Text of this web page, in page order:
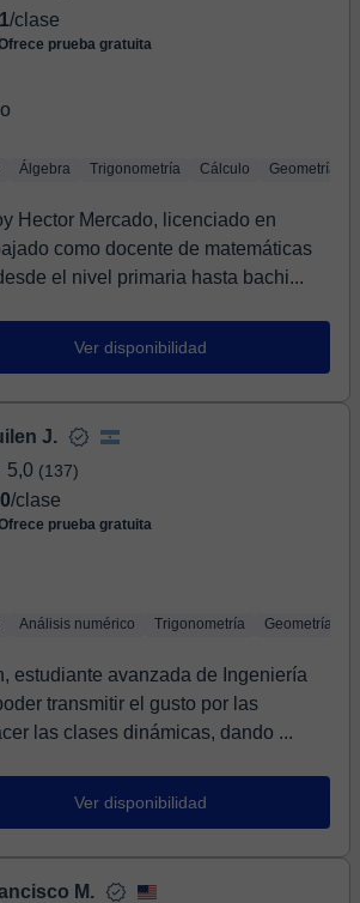
/clase
prueba gratuita
Álgebra Trigonometría Cálculo Geometría
Hector Mercado, licenciado en
como docente de matemáticas
el nivel primaria hasta bachi...
Ver disponibilidad
J.
5,0 (137)
/clase
prueba gratuita
Análisis numérico Trigonometría Geometría
estudiante avanzada de Ingeniería
transmitir el gusto por las
las clases dinámicas, dando ...
Ver disponibilidad
M.